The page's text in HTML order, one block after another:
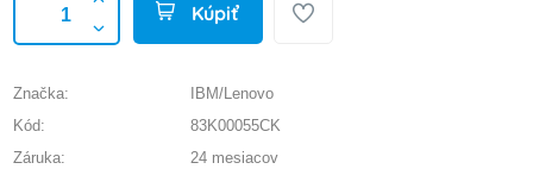
Kúpiť
Značka:
IBM/Lenovo
Kód:
83K00055CK
Záruka:
24 mesiacov